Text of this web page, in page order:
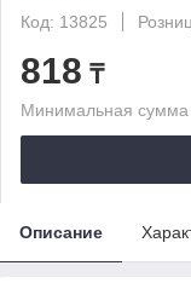
Код: 13825
818 ₸
Минимальная сумма
Описание